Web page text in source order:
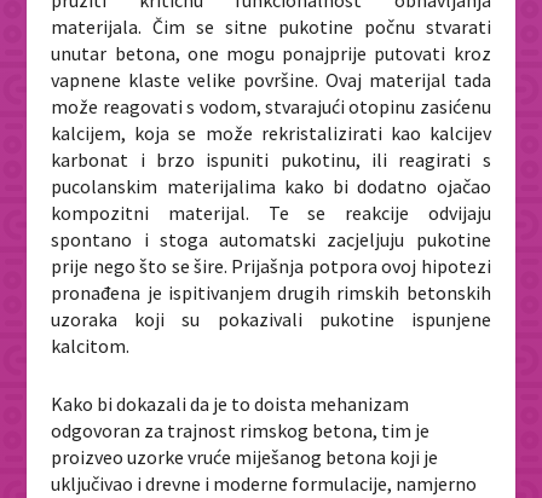
materijala. Čim se sitne pukotine počnu stvarati
unutar betona, one mogu ponajprije putovati kroz
vapnene klaste velike površine. Ovaj materijal tada
može reagovati s vodom, stvarajući otopinu zasićenu
kalcijem, koja se može rekristalizirati kao kalcijev
karbonat i brzo ispuniti pukotinu, ili reagirati s
pucolanskim materijalima kako bi dodatno ojačao
kompozitni materijal. Te se reakcije odvijaju
spontano i stoga automatski zacjeljuju pukotine
prije nego što se šire. Prijašnja potpora ovoj hipotezi
pronađena je ispitivanjem drugih rimskih betonskih
uzoraka koji su pokazivali pukotine ispunjene
kalcitom.
Kako bi dokazali da je to doista mehanizam
odgovoran za trajnost rimskog betona, tim je
proizveo uzorke vruće miješanog betona koji je
uključivao i drevne i moderne formulacije, namjerno